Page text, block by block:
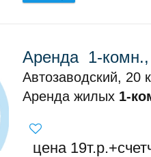
Аренда 1-комн.,
Автозаводский, 20
Аренда жилых 1-
цена